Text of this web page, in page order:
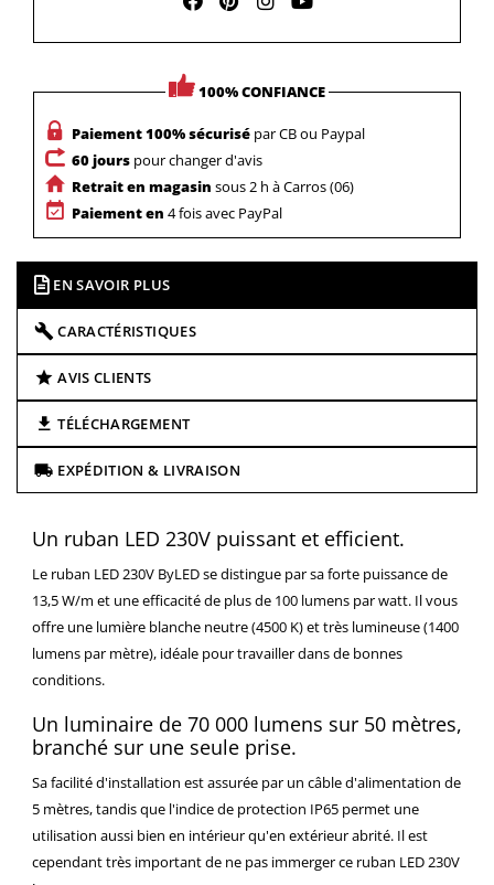
100% CONFIANCE
Paiement 100% sécurisé par CB ou Paypal
60 jours pour changer d'avis
Retrait en magasin sous 2 h à Carros (06)
Paiement en 4 fois avec PayPal
EN SAVOIR PLUS
CARACTÉRISTIQUES
AVIS CLIENTS
TÉLÉCHARGEMENT
EXPÉDITION & LIVRAISON
Un ruban LED 230V puissant et efficient.
Le ruban LED 230V ByLED se distingue par sa forte puissance de
13,5 W/m et une efficacité de plus de 100 lumens par watt. Il vous
offre une lumière blanche neutre (4500 K) et très lumineuse (1400
lumens par mètre), idéale pour travailler dans de bonnes
conditions.
Un luminaire de 70 000 lumens sur 50 mètres,
branché sur une seule prise.
Sa facilité d'installation est assurée par un câble d'alimentation de
5 mètres, tandis que l'indice de protection IP65 permet une
utilisation aussi bien en intérieur qu'en extérieur abrité. Il est
cependant très important de ne pas immerger ce ruban LED 230V